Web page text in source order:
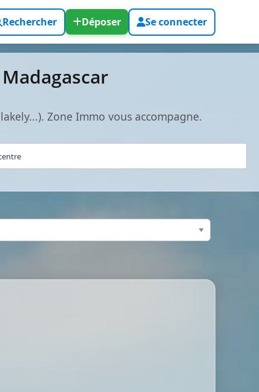
Rechercher Déposer Se connecter
Zone Immo vous accompagne.